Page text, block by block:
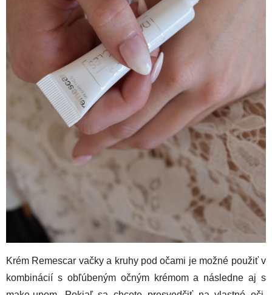
Krém Remescar vačky a kruhy pod očami je možné použiť v
kombinácií s obľúbeným očným krémom a následne aj s